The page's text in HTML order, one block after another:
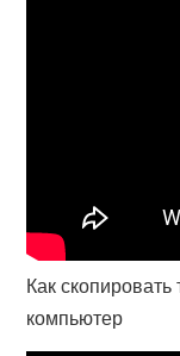
Как
компьютер